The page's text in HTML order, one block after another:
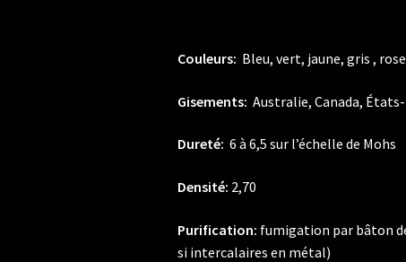
Couleurs: Bleu, vert, jaune, gris ,
Gisements: Australie, Canada, États-
Dureté: 6 à 6,5 sur l’échelle de Mohs
Densité: 2,70
Purification: fumigation par bâton
si intercalaires en métal)